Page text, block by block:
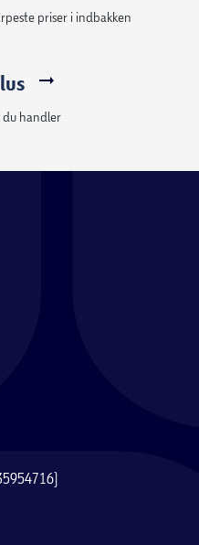
priser i indbakken
du handler